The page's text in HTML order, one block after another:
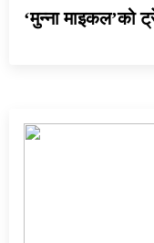
‘मुन्ना माइकल’को